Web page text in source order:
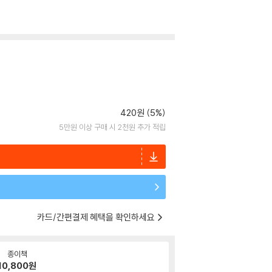
420원 (5%)
5만원 이상 구매 시 2천원 추가 적립
카드/간편결제 혜택을 확인하세요
종이책
원